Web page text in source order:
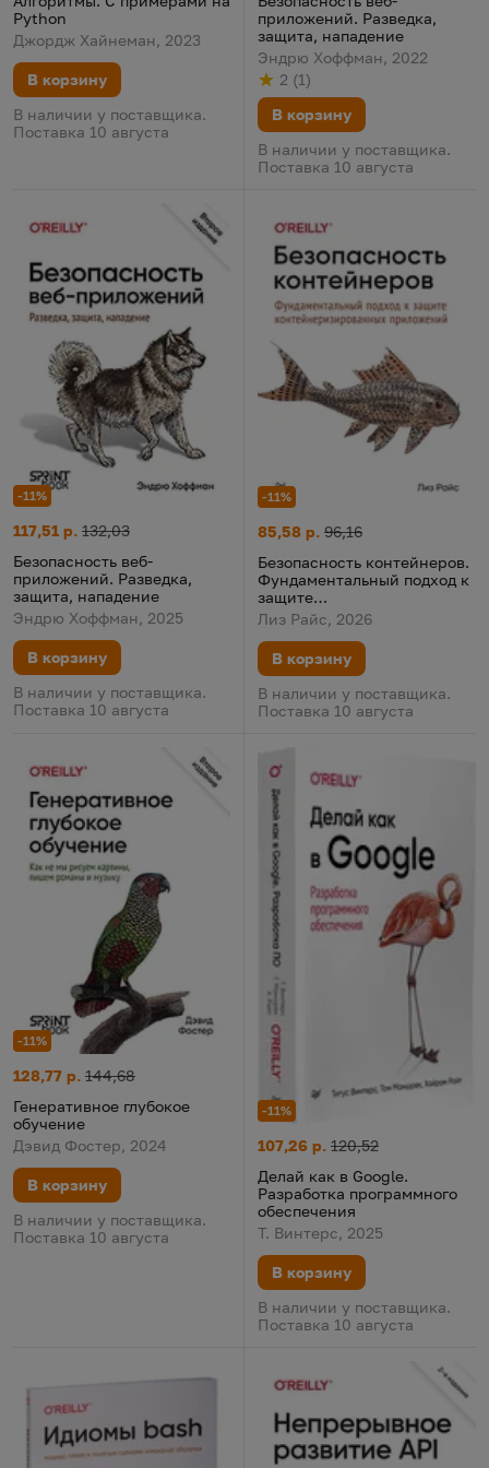
Python
Джордж Хайнеман, 2023
В корзину
В наличии у поставщика.
Поставка 10 августа
приложений. Разведка,
защита, нападение
Эндрю Хоффман, 2022
Рейтинг
2
из 5 (
по результату
1
голосов)
В корзину
В наличии у поставщика.
Поставка 10 августа
-11%
Безопасность веб-приложений. Разведка, защита, нападение
Цена:
117,51 р.
Старая цена:
132,03
Безопасность веб-
приложений. Разведка,
защита, нападение
Эндрю Хоффман, 2025
В корзину
В наличии у поставщика.
Поставка 10 августа
-11%
Безопасность контейнеров.
Цена:
85,58 р.
Старая цена:
96,16
Безопасность контейнеров.
Фундаментальный подход к
защите
контейнеризированных
приложений
Лиз Райс, 2026
В корзину
В наличии у поставщика.
Поставка 10 августа
-11%
Генеративное глубокое обучение
Цена:
128,77 р.
Старая цена:144,68
Генеративное глубокое
обучение
Дэвид Фостер, 2024
В корзину
В наличии у поставщика.
Поставка 10 августа
-11%
Делай как в Google.
Цена:
107,26 р.
Старая цена:120,52
Делай как в Google.
Разработка программного
обеспечения
Т. Винтерс, 2025
В корзину
В наличии у поставщика.
Поставка 10 августа